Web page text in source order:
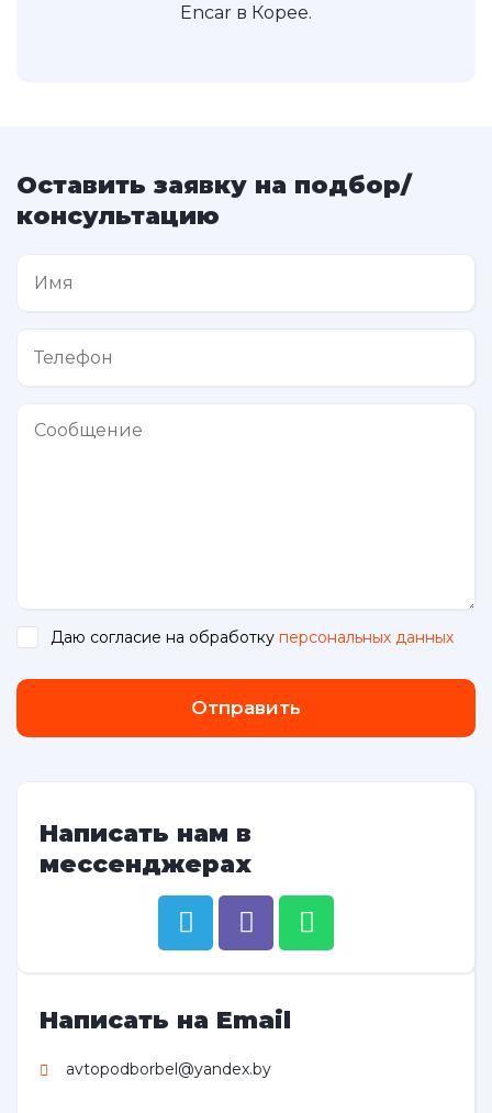
Encar в Корее.
Оставить заявку на подбор/
консультацию
Даю согласие на обработку персональных данных
Отправить
Написать нам в
мессенджерах
Написать на Email
avtopodborbel@yandex.by